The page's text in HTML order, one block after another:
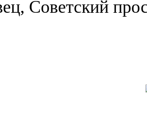
Советский